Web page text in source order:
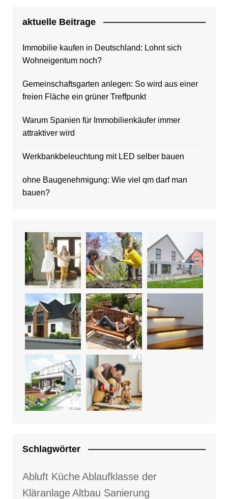
aktuelle Beitrage
Immobilie kaufen in Deutschland: Lohnt sich
Wohneigentum noch?
Gemeinschaftsgarten anlegen: So wird aus einer
freien Fläche ein grüner Treffpunkt
Warum Spanien für Immobilienkäufer immer
attraktiver wird
Werkbankbeleuchtung mit LED selber bauen
ohne Baugenehmigung: Wie viel qm darf man
bauen?
Schlagwörter
Abluft KücheAblaufklasse der
KläranlageAltbau Sanierung